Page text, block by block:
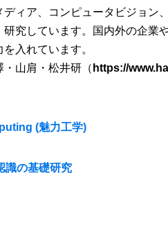
ディア、コンピュータビジョ
研究しています。国内外の企
入れています。
山肩・松井研（ https://
(魅力工学)
識の基礎研究